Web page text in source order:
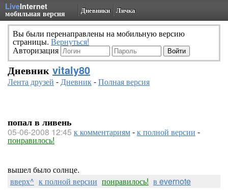
LiveInternet
мобильная версия Дневники Личка
Вы были перенаправлены на мобильную версию
страницы. Вернуться!
Авторизация
Дневник vitaly80
Лента друзей -Дневник-Полная версия
попал в ливень
05-06-2008 12:45 к комментариям-к полной версии -
понравилось!
вышел было солнце.
вверх^ к полной версии понравилось! в evernote